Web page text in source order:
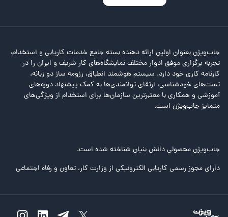
جاب‌ویژن بعنوان اولین ارائه دهنده بسته جامع خدمات کاریابی و استخدام،
تجربه برگزاری موفق ادوار مختلف نمایشگاه‌های کار شریف و ایران را در
کارنامه کاری خود دارد. سیستم هوشمند انطباق، رزومه ساز دو زبانه،
تست‌های خودشناسی، ارتقای توانمندی‌ها به کمک پیشنهاد دوره‌های
آموزشی و همکاری با معتبرترین سازمان‌ها برای استخدام از ویژگی‌های
متمایز جاب‌ویژن است.
جاب‌ویژن محصولی دانش بنیان شناخته شده است.
دارای مجوز رسمی کاریابی الکترونیکی از وزارت کار، تعاون و رفاه اجتماعی